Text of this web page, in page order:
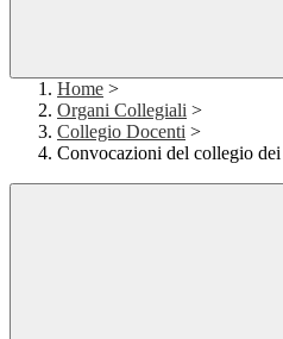
Home >
Organi Collegiali >
Collegio Docenti >
Convocazioni del collegio